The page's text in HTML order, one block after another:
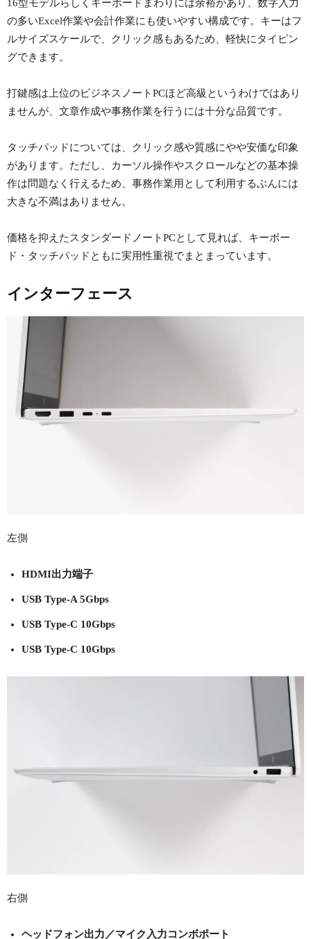
16型モデルらしくキーボードまわりには余裕があり、数字入力
の多いExcel作業や会計作業にも使いやすい構成です。キーはフ
ルサイズスケールで、クリック感もあるため、軽快にタイピン
グできます。
打鍵感は上位のビジネスノートPCほど高級というわけではあり
ませんが、文章作成や事務作業を行うには十分な品質です。
タッチパッドについては、クリック感や質感にやや安価な印象
があります。ただし、カーソル操作やスクロールなどの基本操
作は問題なく行えるため、事務作業用として利用するぶんには
大きな不満はありません。
価格を抑えたスタンダードノートPCとして見れば、キーボー
ド・タッチパッドともに実用性重視でまとまっています。
インターフェース
左側
HDMI出力端子
USB Type-A 5Gbps
USB Type-C 10Gbps
USB Type-C 10Gbps
右側
ヘッドフォン出力／マイク入力コンボポート